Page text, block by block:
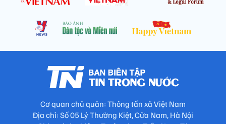
Cơ quan chủ quản: Thông tấn xã Việt Nam
Địa chỉ: Số 05 Lý Thường Kiệt, Cửa Nam, Hà Nội